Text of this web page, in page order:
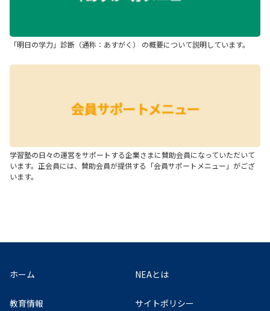
「明日の学力」診断（通称：あすがく） の概要について説明しています。
学習塾の日々の運営をサポートする企業さまに賛助会員になっていただいて
います。正会員には、賛助会員が提供する「会員サポートメニュー」がござ
います。
ホーム NEAとは
教育情報 サイトポリシー